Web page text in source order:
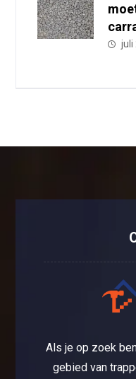
juli
Als je op zoek
gebied van